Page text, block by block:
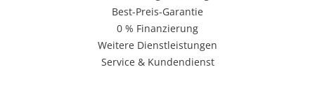
Best-Preis-Garantie
0 % Finanzierung
Weitere Dienstleistungen
Service & Kundendienst